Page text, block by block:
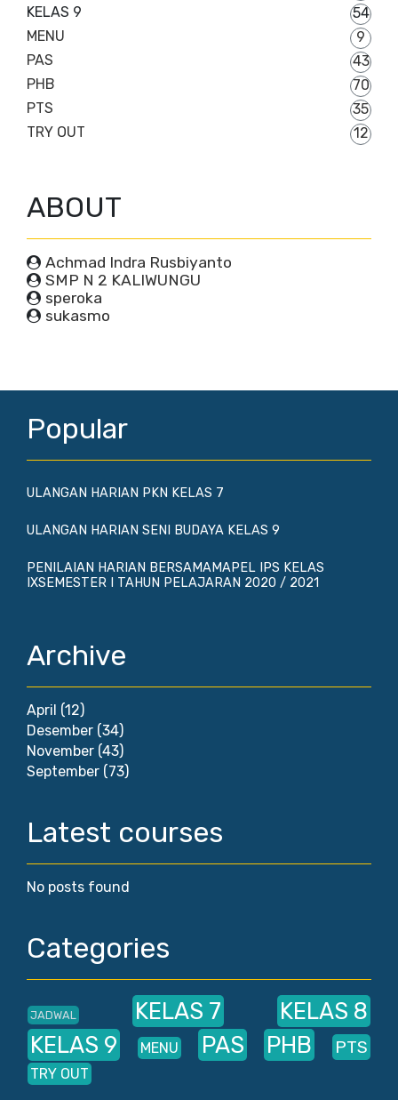
KELAS 9
54
MENU
9
PAS
43
PHB
70
PTS
35
TRY OUT
12
ABOUT
Achmad Indra Rusbiyanto
SMP N 2 KALIWUNGU
speroka
sukasmo
Popular
ULANGAN HARIAN PKN KELAS 7
ULANGAN HARIAN SENI BUDAYA KELAS 9
PENILAIAN HARIAN BERSAMAMAPEL IPS KELAS
IXSEMESTER I TAHUN PELAJARAN 2020 / 2021
Archive
April (12)
Desember (34)
November (43)
September (73)
Latest courses
No posts found
Categories
JADWAL KELAS 7
KELAS 8
KELAS 9
MENU PAS PHB PTS
TRY OUT